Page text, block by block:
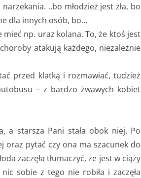
..bo młodzież jest zła, bo
dla innych osób, bo…
mieć np. uraz kolana. To, że ktoś jest
atakują każdego, niezależnie
przed klatką i rozmawiać, tudzież
– z bardzo żwawych kobiet
a starsza Pani stała obok niej. Po
oraz pytać czy ona ma szacunek do
zaczęła tłumaczyć, że jest w ciąży
sobie z tego nie robiła i zaczęła